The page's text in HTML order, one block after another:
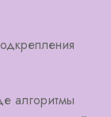
алгоритмы